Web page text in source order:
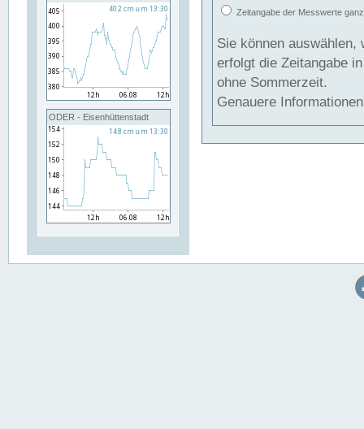
ODER - Eisenhüttenstadt
Zeitangabe der Messwerte
Sie können auswählen,
erfolgt die Zeitangabe
ohne Sommerzeit.
Genauere